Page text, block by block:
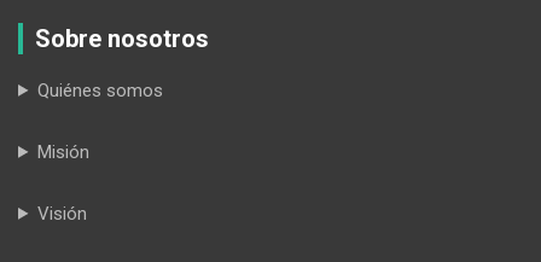
Sobre nosotros
Quiénes somos
Misión
Visión